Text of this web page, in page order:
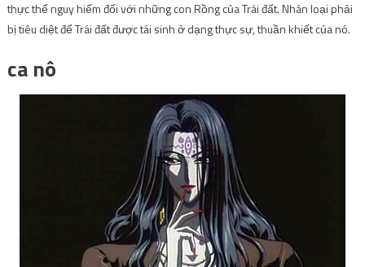
thực thể nguy hiểm đối với những con Rồng của Trái đất. Nhân loại phải
bị tiêu diệt để Trái đất được tái sinh ở dạng thực sự, thuần khiết của nó.
ca nô